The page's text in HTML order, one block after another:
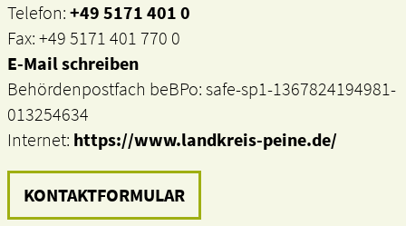
Telefon:+49 5171 401 0
Fax: +49 5171 401 770 0
E-Mail schreiben
Behördenpostfach beBPo: safe-sp1-1367824194981-
013254634
Internet: https://www.landkreis-peine.de/
KONTAKTFORMULAR